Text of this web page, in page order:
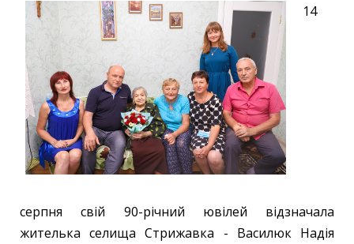
14
серпня свій 90-річний ювілей відзначала
жителька селища Стрижавка - Василюк Надія